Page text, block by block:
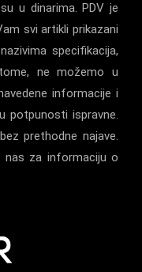
u dinarima. PDV je
svi artikli prikazani
specifikacija,
ne možemo u
informacije i
potpunosti ispravne.
prethodne najave.
nas za informaciju o